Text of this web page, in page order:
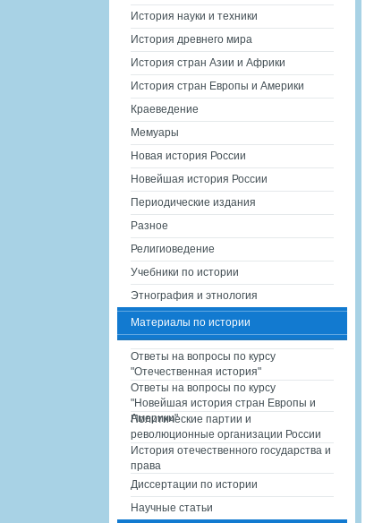
История науки и техники
История древнего мира
История стран Азии и Африки
История стран Европы и Америки
Краеведение
Мемуары
Новая история России
Новейшая история России
Периодические издания
Разное
Религиоведение
Учебники по истории
Этнография и этнология
Материалы по истории
Ответы на вопросы по курсу
"Отечественная история"
Ответы на вопросы по курсу
"Новейшая история стран Европы и
Америки"
Политические партии и
революционные организации России
История отечественного государства и
права
Диссертации по истории
Научные статьи